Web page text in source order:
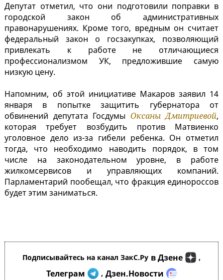
Депутат отметил, что они подготовили поправки в
городской закон об административных
правонарушениях. Кроме того, вредным он считает
федеральный закон о госзакупках, позволяющий
привлекать к работе не отличающиеся
профессионализмом УК, предложившие самую
низкую цену.
Напомним, об этой инициативе Макаров заявил 14
января в попытке защитить губернатора от
обвинений депутата Госдумы Оксаны Дмитриевой,
которая требует возбудить против Матвиенко
уголовное дело из-за гибели ребенка. Он отметил
тогда, что необходимо наводить порядок, в том
числе на законодательном уровне, в работе
жилкомсервисов и управляющих компаний.
Парламентарий пообещал, что фракция единороссов
будет этим заниматься.
Подписывайтесь на канал ЗакС.Ру в Дзене ,
Телеграм , Дзен.Новости